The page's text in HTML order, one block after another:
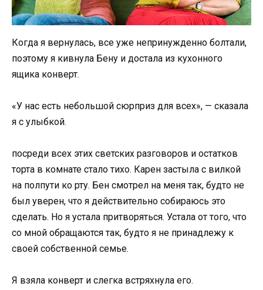
Когда я вернулась, все уже непринужденно болтали,
поэтому я кивнула Бену и достала из кухонного
ящика конверт.
«У нас есть небольшой сюрприз для всех», — сказала
я с улыбкой.
посреди всех этих светских разговоров и остатков
торта в комнате стало тихо. Карен застыла с вилкой
на полпути ко рту. Бен смотрел на меня так, будто не
был уверен, что я действительно собираюсь это
сделать. Но я устала притворяться. Устала от того, что
со мной обращаются так, будто я не принадлежу к
своей собственной семье.
Я взяла конверт и слегка встряхнула его.